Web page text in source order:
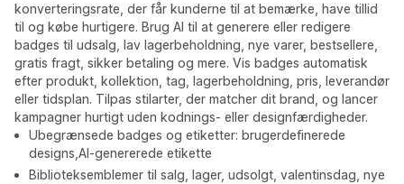
konverteringsrate, der får kunderne til at bemærke, have tillid
til og købe hurtigere. Brug AI til at generere eller redigere
badges til udsalg, lav lagerbeholdning, nye varer, bestsellere,
gratis fragt, sikker betaling og mere. Vis badges automatisk
efter produkt, kollektion, tag, lagerbeholdning, pris, leverandør
eller tidsplan. Tilpas stilarter, der matcher dit brand, og lancer
kampagner hurtigt uden kodnings- eller designfærdigheder.
Ubegrænsede badges og etiketter: brugerdefinerede
designs,AI-genererede etikette
Biblioteksemblemer til salg, lager, udsolgt, valentinsdag, nye